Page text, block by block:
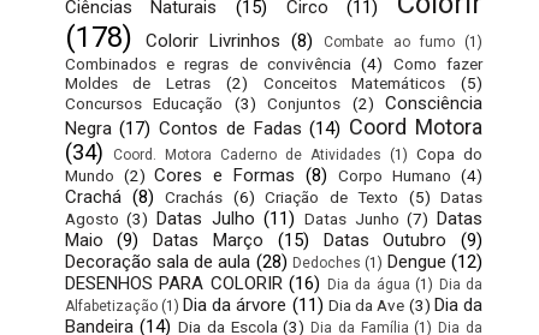
Ciências Naturais
(15) Circo (11)
(178)
Colorir Livrinhos (8) Combate ao fumo (1)
Combinados e regras de convivência (4)
Como fazer
Moldes de Letras
(2) Conceitos Matemáticos
(5)
Concursos Educação
(3) Conjuntos (2)
Consciência
Negra (17) Contos de Fadas (14) Coord Motora
(34)
Coord. Motora Caderno de Atividades (1) Copa do
Mundo (2) Cores e Formas (8) Corpo Humano (4)
Crachá (8) Crachás (6) Criação de Texto (5) Datas
Agosto (3) Datas Julho (11) Datas Junho (7)
Datas
Maio
(9) Datas Março (15) Datas Outubro
(9)
Decoração sala de aula (28) Dedoches (1) Dengue (12)
DESENHOS PARA COLORIR (16) Dia da água (1) Dia da
Alfabetização (1) Dia da árvore (11) Dia da Ave (3) Dia da
Bandeira (14) Dia da Escola (3) Dia da Família (1) Dia da